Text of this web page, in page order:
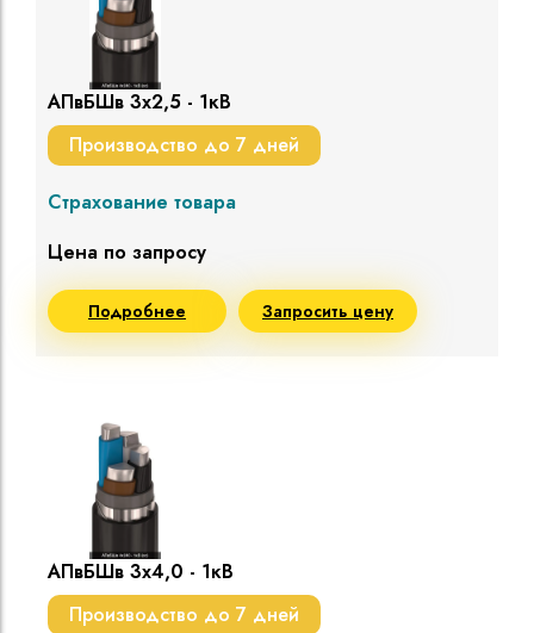
АПвБШв 3х2,5 - 1кВ
Производство до 7 дней
Страхование товара
Цена по запросу
Подробнее Запросить цену
АПвБШв 3х4,0 - 1кВ
Производство до 7 дней